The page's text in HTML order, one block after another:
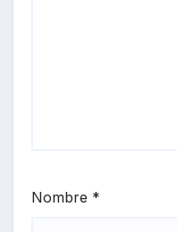
Nombre *